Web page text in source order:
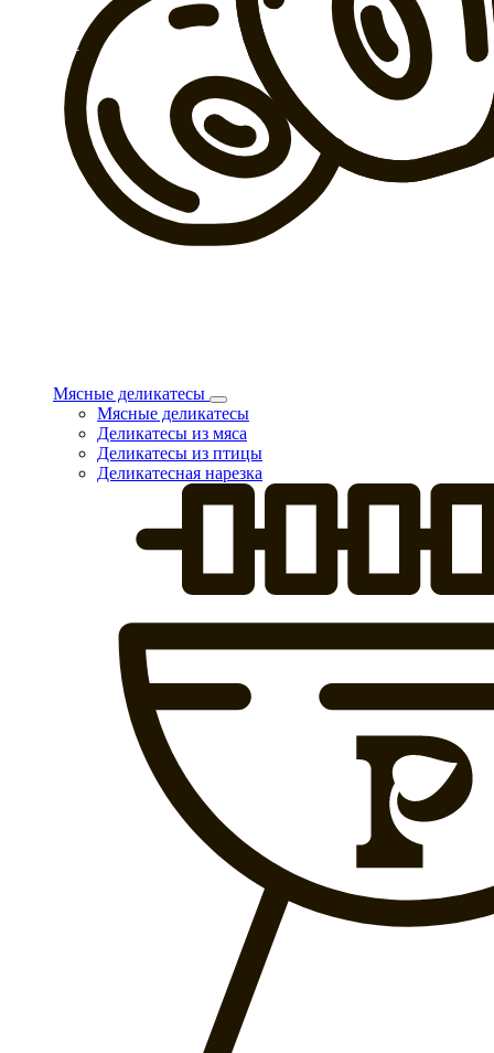
Мясные деликатесы
Мясные деликатесы
Деликатесы из мяса
Деликатесы из птицы
Деликатесная нарезка